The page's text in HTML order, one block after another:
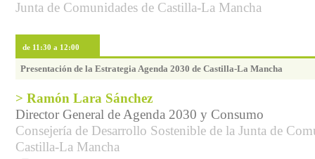
Junta de Comunidades de Castilla-La Mancha
de 11:30 a 12:00
Presentación de la Estrategia Agenda 2030 de Castilla-La Mancha
> Ramón Lara Sánchez
Director General de Agenda 2030 y Consumo
Consejería de Desarrollo Sostenible de la Junta de
Castilla-La Mancha